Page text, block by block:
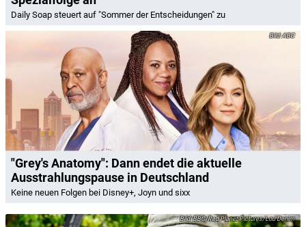
Daily Soap steuert auf "Sommer der Entscheidungen" zu
ABC
"Grey's Anatomy": Dann endet die aktuelle
Ausstrahlungspause in Deutschland
Keine neuen Folgen bei Disney+, Joyn und sixx
BBC/Red Planet Pictures/Lou Denim